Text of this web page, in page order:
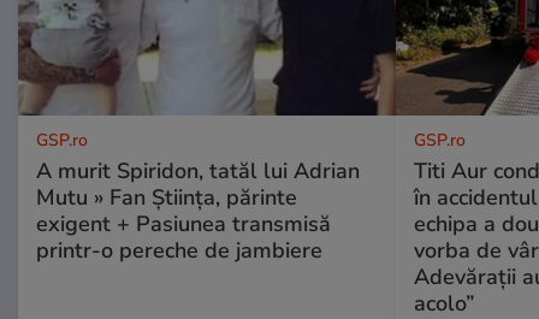
GSP.ro
A murit Spiridon, tatăl lui Adrian
Mutu » Fan Știința, părinte
exigent + Pasiunea transmisă
printr-o pereche de jambiere
GSP.ro
Titi Aur
în
echipa a
vorba de
Adevărații
acolo”